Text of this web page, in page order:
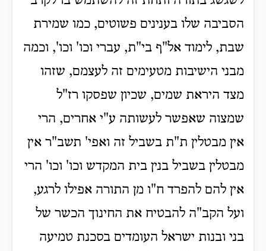
הסביבה שלו בענינים פשוטים, כמו שמירת
שבת, לימוד אל"ף בי"ת, עברי וכו' וכו', וכמה
מבני הישיבות מטעימים זה לעצמם, שזהו
מצד היראת שמים, שכיון שפסקו רז"ל
שמצוה שאפשר לעשותה ע"י אחרים, הרי
אין מבטלין ת"ת בשביל זה ואפי' תשב"ר אין
מבטלין בשביל בנין בית המקדש וכו' וכו' הרי
אין להם להפרד ח"ו מן התורה אפילו לרגע,
ועל הקב"ה להבטיח את החינוך הכשר של
בני ובנות ישראל העומדים בסכנת טמיעה